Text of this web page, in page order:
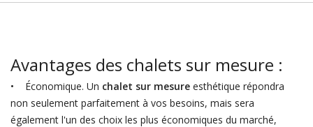
Avantages des chalets sur mesure :
• Économique. Un chalet sur mesureesthétique répondra
non seulement parfaitement à vos besoins, mais sera
également l'un des choix les plus économiques du marché,